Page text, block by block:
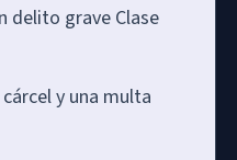
delito grave Clase
y una multa